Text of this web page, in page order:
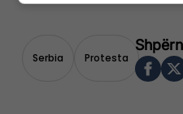
Serbia Protesta